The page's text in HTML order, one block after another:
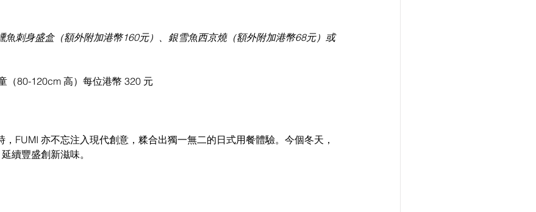
魚刺身盛盒（額外附加港幣160元）、銀雪魚西京燒（額外附加港幣68元）或
（80-120cm 高）每位港幣 320 元
FUMI 亦不忘注入現代創意，糅合出獨一無二的日式用餐體驗。今個冬天，
續豐盛創新滋味。